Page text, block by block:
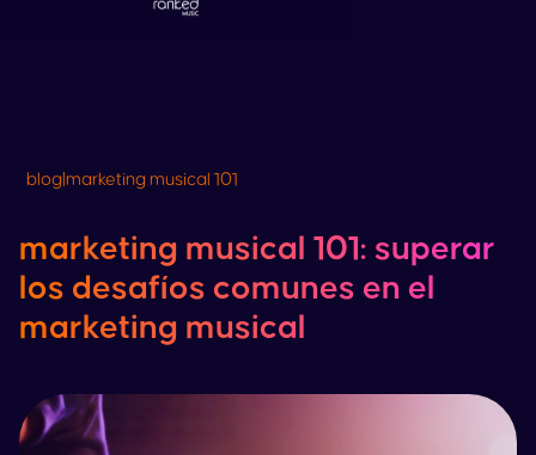
blog marketing musical 101
marketing musical 101: superar
los desafíos comunes en el
marketing musical